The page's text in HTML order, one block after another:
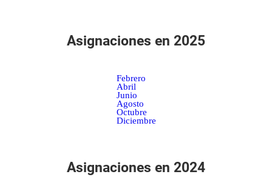
Asignaciones en 2025
Febrero
Abril
Junio
Agosto
Octubre
Diciembre
Asignaciones en 2024